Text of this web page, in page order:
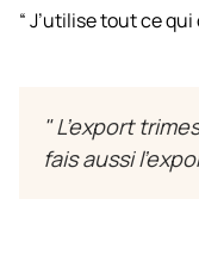
“ J’utilise tout ce
" L’export
fais aussi